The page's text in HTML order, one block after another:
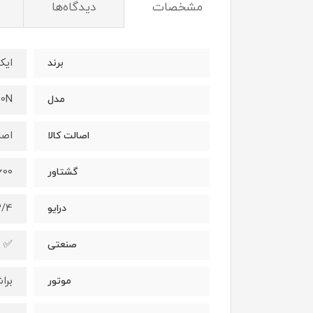
مشخصات دیدگاه‌ها
برند
مدل
اصالت کالا
گشتاور 1600
درایو 4
صنعتی ✅
موتور